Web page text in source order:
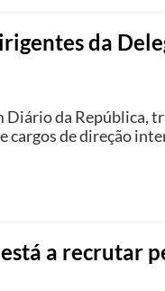
da
Diário da República,
cargos de direção
a recrutar